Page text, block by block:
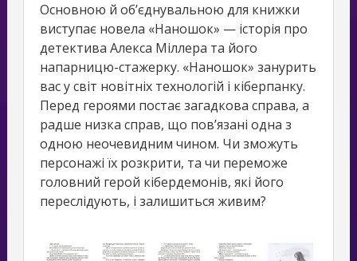
Основною й об’єднувальною для книжки
виступає новела «Наношок» — історія про
детектива Алекса Міллера та його
напарницю-стажерку. «Наношок» занурить
вас у світ новітніх технологій і кіберпанку.
Перед героями постає загадкова справа, а
радше низка справ, що пов’язані одна з
одною неочевидним чином. Чи зможуть
персонажі їх розкрити, та чи переможе
головний герой кібердемонів, які його
переслідують, і залишиться живим?